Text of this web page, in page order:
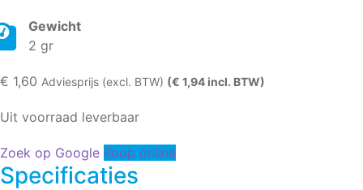
Gewicht
2 gr
€ 1,60 Adviesprijs (excl. BTW) (€ 1,94 incl. BTW)
Uit voorraad leverbaar
Zoek op Google Koop online
Specificaties